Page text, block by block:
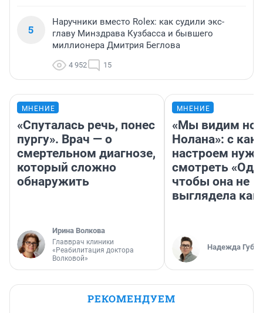
5
Наручники вместо Rolex: как судили экс-
главу Минздрава Кузбасса и бывшего
миллионера Дмитрия Беглова
4 952 15
МНЕНИЕ
«Спуталась речь, понес
пургу». Врач — о
смертельном диагнозе,
который сложно
обнаружить
Ирина Волкова
Главврач клиники
«Реабилитация доктора
Волковой»
МНЕНИЕ
«Мы видим
Нолана»: с
настроем
смотреть
чтобы она не
выглядела как
Надежда
РЕКОМЕНДУЕМ